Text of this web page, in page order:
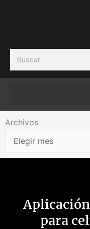
Search
Archivos
Archivos
para